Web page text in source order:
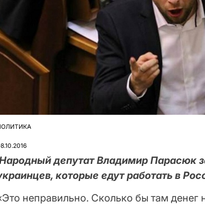
депутат Владимир Парасюк
которые едут работать в
неправильно. Сколько бы там денег